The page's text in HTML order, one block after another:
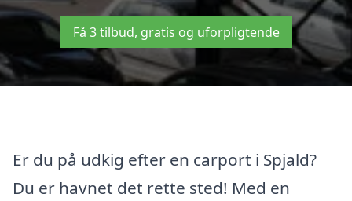
Få 3 tilbud, gratis og uforpligtende
Er du på udkig efter en carport i Spjald?
Du er havnet det rette sted! Med en